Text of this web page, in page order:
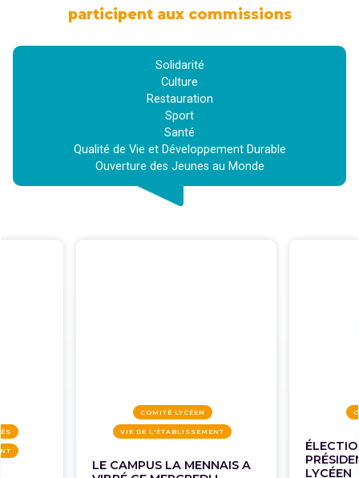
Solidarité
Culture
Restauration
Sport
Santé
Qualité de Vie et Développement Durable
Ouverture des Jeunes au Monde
participent aux commissions
COMITÉ LYCÉEN
VIE DE L'ÉTABLISSEMENT
LE CAMPUS LA MENNAIS A
LYCÉEN